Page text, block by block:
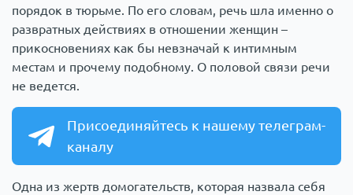
порядок в тюрьме. По его словам, речь шла именно о
развратных действиях в отношении женщин –
прикосновениях как бы невзначай к интимным
местам и прочему подобному. О половой связи речи
не ведется.
Присоединяйтесь к нашему телеграм-
каналу
Одна из жертв домогательств, которая назвала себя